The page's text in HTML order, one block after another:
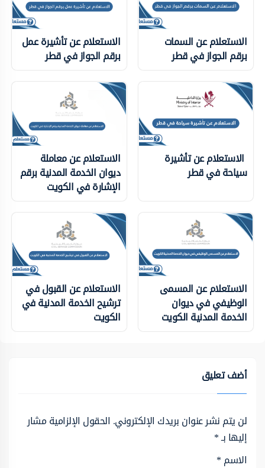
الاستعلام عن السمات
برقم الجواز في قطر
الاستعلام عن تأشيرة عمل
برقم الجواز في قطر
الاستعلام عن تأشيرة
سياحة في قطر
الاستعلام عن معاملة
ديوان الخدمة المدنية برقم
الإشارة في الكويت
الاستعلام عن المسمى
الوظيفي في ديوان
الخدمة المدنية الكويت
الاستعلام عن القبول في
ترشيح الخدمة المدنية في
الكويت
أضف تعليق
لن يتم نشر عنوان بريدك الإلكتروني. الحقول الإلزامية مشار
إليها بـ*
الاسم*